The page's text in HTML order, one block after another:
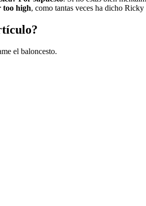
too high, como tantas veces ha dicho
el baloncesto.